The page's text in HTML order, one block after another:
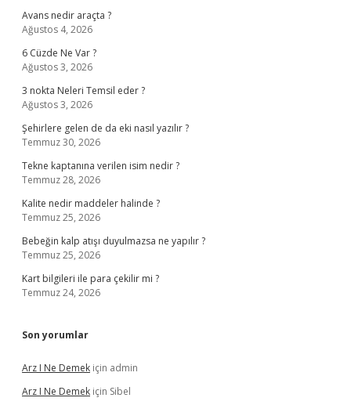
Avans nedir araçta ?
Ağustos 4, 2026
6 Cüzde Ne Var ?
Ağustos 3, 2026
3 nokta Neleri Temsil eder ?
Ağustos 3, 2026
Şehirlere gelen de da eki nasıl yazılır ?
Temmuz 30, 2026
Tekne kaptanına verilen isim nedir ?
Temmuz 28, 2026
Kalite nedir maddeler halinde ?
Temmuz 25, 2026
Bebeğin kalp atışı duyulmazsa ne yapılır ?
Temmuz 25, 2026
Kart bilgileri ile para çekilir mi ?
Temmuz 24, 2026
Son yorumlar
Arz I Ne Demek için admin
Arz I Ne Demek için Sibel